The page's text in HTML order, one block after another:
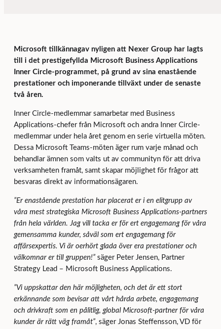
Microsoft tillkännagav nyligen att Nexer Group har lagts
till i det prestigefyllda Microsoft Business Applications
Inner Circle-programmet, på grund av sina enastående
prestationer och imponerande tillväxt under de senaste
två åren.
Inner Circle-medlemmar samarbetar med Business
Applications-chefer från Microsoft och andra Inner Circle-
medlemmar under hela året genom en serie virtuella möten.
Dessa Microsoft Teams-möten äger rum varje månad och
behandlar ämnen som valts ut av communityn för att driva
verksamheten framåt, samt skapar möjlighet för frågor att
besvaras direkt av informationsägaren.
”Er enastående prestation har placerat er i en elitgrupp av
våra mest strategiska Microsoft Business Applications-partners
från hela världen. Jag vill tacka er för ert engagemang för våra
gemensamma kunder, såväl som ert engagemang för
affärsexpertis. Vi är oerhört glada över era prestationer och
välkomnar er till gruppen!” säger Peter Jensen, Partner
Strategy Lead – Microsoft Business Applications.
”Vi uppskattar den här möjligheten, och det är ett stort
erkännande som bevisar att vårt hårda arbete, engagemang
och drivkraft som en pålitlig, global Microsoft-partner för våra
kunder är rätt väg framåt”, säger Jonas Steffensson, VD för